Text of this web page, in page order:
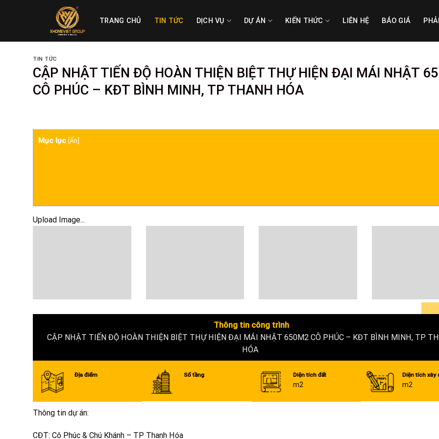
TRANG CHỦ TIN TỨC DỊCH VỤ DỰ ÁN KIẾN THỨC LIÊN HỆ BÁO GIÁ
TIN TỨC
CẬP NHẬT TIẾN ĐỘ HOÀN THIỆN BIỆT THỰ HIỆN ĐẠI MÁI NHẬT
CÔ PHÚC – KĐT BÌNH MINH, TP THANH HÓA
Mục lục [Ẩn]
Upload Image...
Thông tin công trình
CẬP NHẬT TIẾN ĐỘ HOÀN THIỆN BIỆT THỰ HIỆN ĐẠI MÁI NHẬT 650M2 CÔ PHÚC – KĐT BÌNH MINH, TP
HÓA
Địa điểm Số tầng Diện tích đất
m2
Diện tích xây
m2
Thông tin dự án:
CĐT: Cô Phúc & Chú Khánh – TP Thanh Hóa